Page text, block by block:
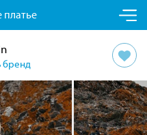
платье
бренд